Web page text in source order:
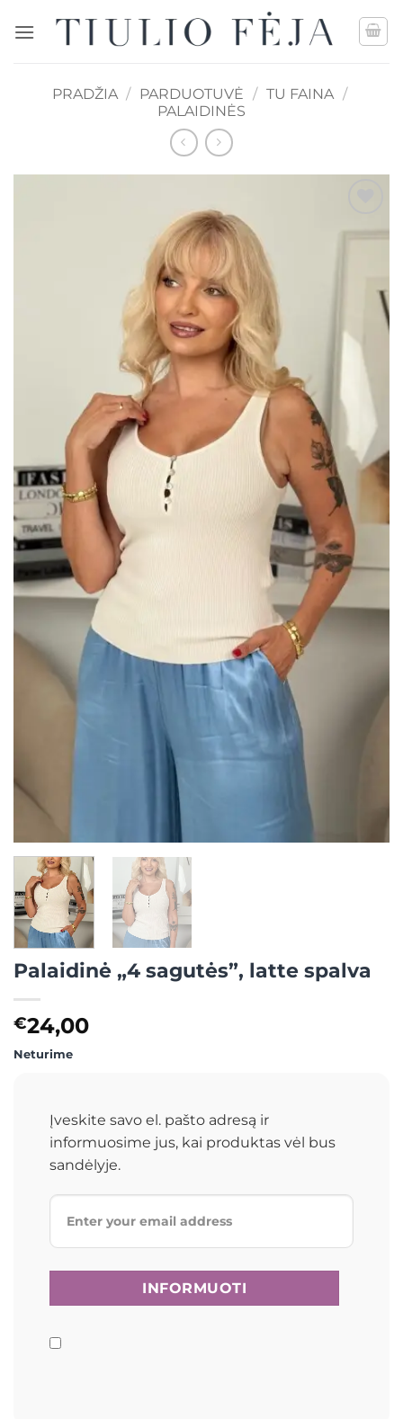
PRADŽIA / PARDUOTUVĖ / TU FAINA /
PALAIDINĖS
Mėgstamiausias
Palaidinė „4 sagutės”, latte spalva
€24,00
Neturime
Įveskite savo el. pašto adresą ir
informuosime jus, kai produktas vėl bus
sandėlyje.